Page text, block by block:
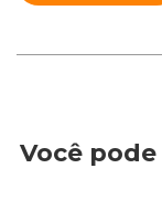
Você